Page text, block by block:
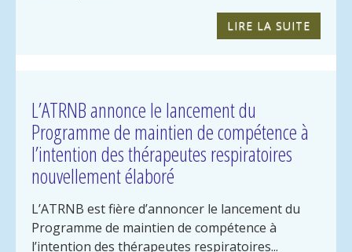
LIRE LA SUITE
L’ATRNB annonce le lancement du
Programme de maintien de compétence à
l’intention des thérapeutes respiratoires
nouvellement élaboré
L’ATRNB est fière d’annoncer le lancement du
Programme de maintien de compétence à
l’intention des thérapeutes respiratoires...